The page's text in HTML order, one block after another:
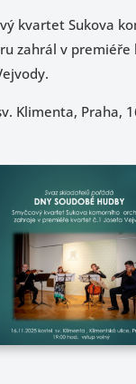
kvartet Sukova
zahrál v premiéře
Klimenta, Praha,